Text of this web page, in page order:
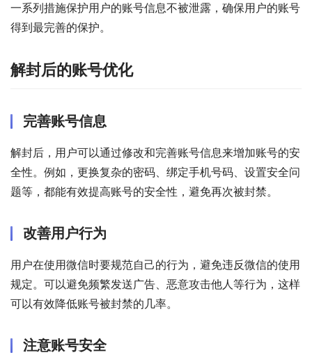
一系列措施保护用户的账号信息不被泄露，确保用户的账号
得到最完善的保护。
解封后的账号优化
完善账号信息
解封后，用户可以通过修改和完善账号信息来增加账号的安
全性。例如，更换复杂的密码、绑定手机号码、设置安全问
题等，都能有效提高账号的安全性，避免再次被封禁。
改善用户行为
用户在使用微信时要规范自己的行为，避免违反微信的使用
规定。可以避免频繁发送广告、恶意攻击他人等行为，这样
可以有效降低账号被封禁的几率。
注意账号安全